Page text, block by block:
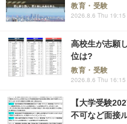
教育・受験
2026.8.6 Thu 19:15
高校生が志願
位は?
教育・受験
2026.8.6 Thu 16:15
【大学受験
不可など面接